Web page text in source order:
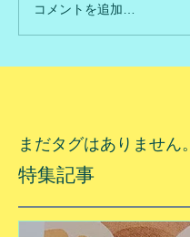
コメントを追加…
まだタグはありません。
特集記事